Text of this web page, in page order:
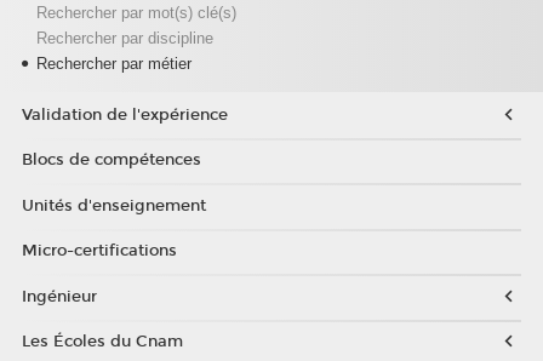
Rechercher par mot(s) clé(s)
Rechercher par discipline
Rechercher par métier
Validation de l'expérience
Blocs de compétences
Unités d'enseignement
Micro-certifications
Ingénieur
Les Écoles du Cnam